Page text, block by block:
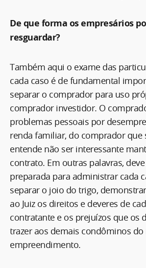
De que forma os empresários
resguardar?
Também aqui o exame das
cada caso é de fundamental
separar o comprador para uso
comprador investidor. O
problemas pessoais por
renda familiar, do comprador que
entende não ser interessante
contrato. Em outras palavras,
preparada para administrar cada
separar o joio do trigo,
ao Juiz os direitos e deveres de
contratante e os prejuízos que os
trazer aos demais condôminos
empreendimento.